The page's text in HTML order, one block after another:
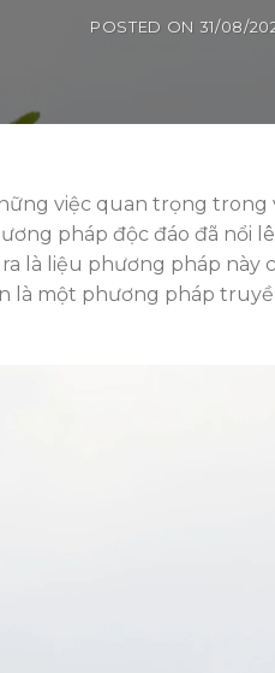
POSTED ON 31/08/
việc quan trọng trong
pháp độc đáo đã nổi
ra là liệu phương pháp
là một phương pháp